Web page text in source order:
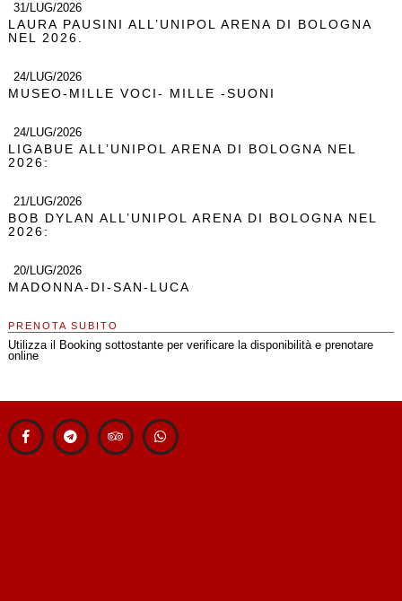
31/LUG/2026
LAURA PAUSINI ALL’UNIPOL ARENA DI BOLOGNA
NEL 2026.
24/LUG/2026
MUSEO-MILLE VOCI- MILLE -SUONI
24/LUG/2026
LIGABUE ALL’UNIPOL ARENA DI BOLOGNA NEL
2026:
21/LUG/2026
BOB DYLAN ALL’UNIPOL ARENA DI BOLOGNA NEL
2026:
20/LUG/2026
MADONNA-DI-SAN-LUCA
PRENOTA SUBITO
Utilizza il Booking sottostante per verificare la disponibilità e prenotare
online